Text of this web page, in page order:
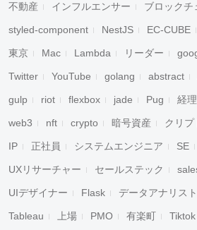
不動産 インフルエンサー ブロックチ
styled-component NestJS EC-CUBE
東京 Mac Lambda リーダー
Twitter YouTube golang abstract
gulp riot flexbox jade Pug 経理
web3 nft crypto 暗号資産 クリプ
IP 正社員 システムエンジニア SE
UXリサーチャー セールステック
UIデザイナー Flask データアナリスト
Tableau 上場 PMO 有楽町 Tiktok